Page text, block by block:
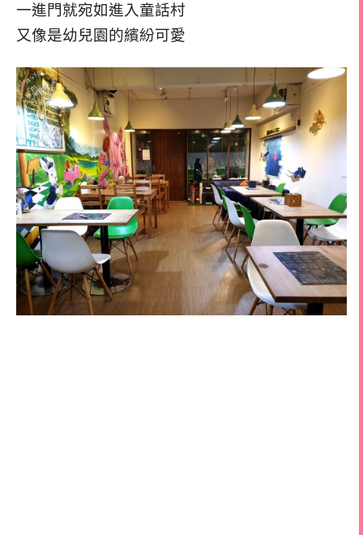
一進門就宛如進入童話村
又像是幼兒園的繽紛可愛